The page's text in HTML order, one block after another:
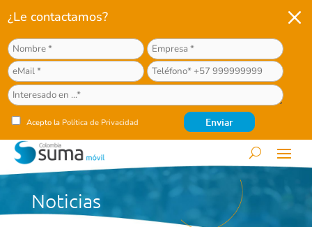
¿Le contactamos?
Acepto la Política de Privacidad
M
Noticias